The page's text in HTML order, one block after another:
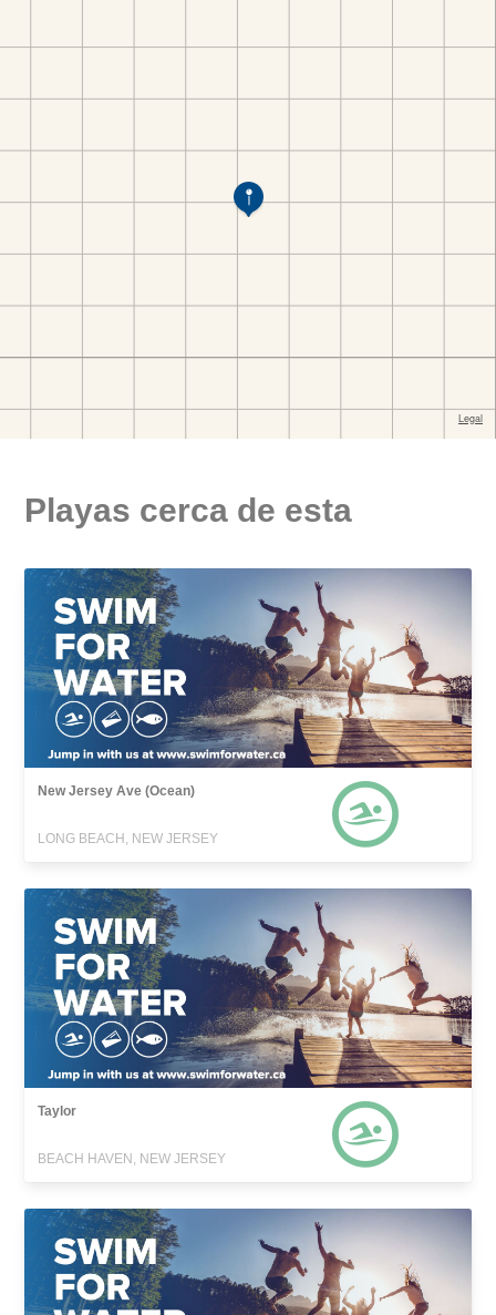
Playas cerca de esta
New Jersey Ave (Ocean)
LONG BEACH, NEW JERSEY
Taylor
BEACH HAVEN, NEW JERSEY